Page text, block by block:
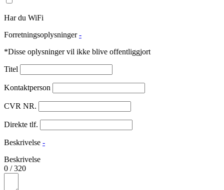
Har du WiFi
Forretningsoplysninger -
*Disse oplysninger vil ikke blive offentliggjort
Titel
Kontaktperson
CVR NR.
Direkte tlf.
Beskrivelse -
Beskrivelse
0 /320